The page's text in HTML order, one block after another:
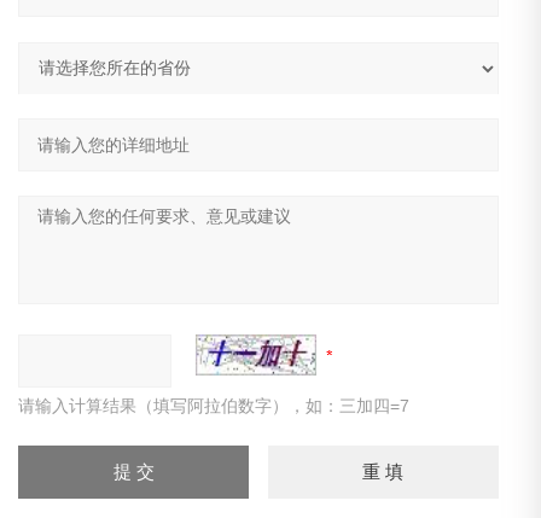
请输入计算结果（填写阿拉伯数字），如：三加四=7